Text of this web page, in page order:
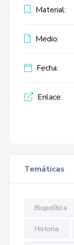
Material:
Medio:
Fecha:
Enlace:
Temáticas
Biopolítica
Historia